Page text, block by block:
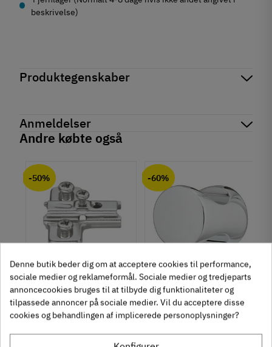
beskrivelse)
Produktegenskaber
Produktinformation
Kunststof
Farve
Brun
Loftkrog
TilstandNy
Anmeldelser
Andre købte også
-50%
Krydsmontageplade -
Duomatic SL -
Euroskruer
329.87.510
9,25 kr-50%
-60%
Knopgreb med to
uddybninger - rustfrit
stål
136.05.009
14,40 kr-60%
Denne butik beder dig om at acceptere cookies til performance,
sociale medier og reklameformål. Sociale medier og tredjeparts
annoncecookies bruges til at tilbyde dig funktionaliteter og
tilpassede annoncer på sociale medier. Vil du acceptere disse
cookies og behandlingen af implicerede personoplysninger?